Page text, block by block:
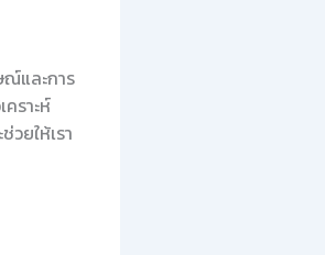
และการ
ราะห์
ยให้เรา